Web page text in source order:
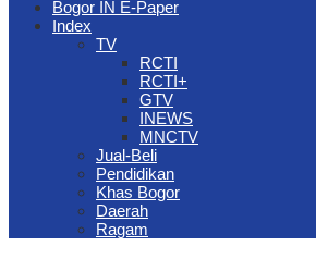
Bogor IN E-Paper
Index
TV
RCTI
RCTI+
GTV
INEWS
MNCTV
Jual-Beli
Pendidikan
Khas Bogor
Daerah
Ragam